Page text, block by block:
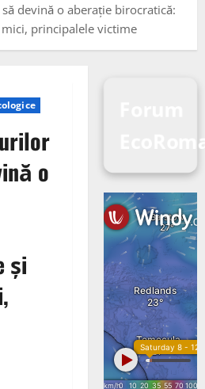
devină o aberație birocratică:
principalele victime
o
și